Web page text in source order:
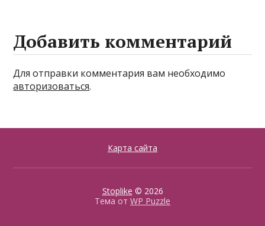
Добавить комментарий
Для отправки комментария вам необходимо
авторизоваться.
Карта сайта
Stoplike © 2026
Тема от WP Puzzle